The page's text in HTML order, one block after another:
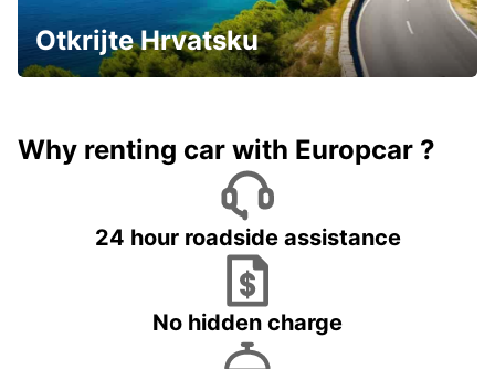
Otkrijte Hrvatsku
Why renting car with Europcar ?
24 hour roadside assistance
No hidden charge